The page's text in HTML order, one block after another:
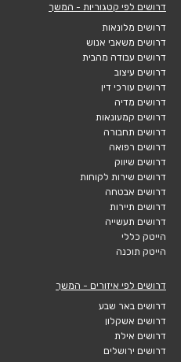
דרושים לפי קטגוריות - המשך
דרושים מלונאות
דרושים משאבי אנוש
דרושים עבודה מהבית
דרושים עיצוב
דרושים עורכי דין
דרושים מדיה
דרושים קמעונאות
דרושים תחבורה
דרושים רפואה
דרושים שיווק
דרושים שירות לקוחות
דרושים אבטחה
דרושים תיירות
דרושים תעשייה
הייטק כללי
הייטק תוכנה
דרושים לפי איזורים - המשך
דרושים באר שבע
דרושים אשקלון
דרושים אילת
דרושים ירושלים